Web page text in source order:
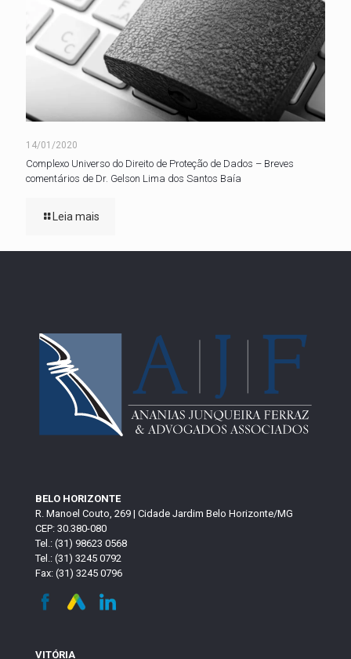
14/01/2020
Complexo Universo do Direito de Proteção de Dados – Breves
comentários de Dr. Gelson Lima dos Santos Baía
Leia mais
BELO HORIZONTE
R. Manoel Couto, 269 | Cidade Jardim Belo Horizonte/MG
CEP: 30.380-080
Tel.: (31) 98623 0568
Tel.: (31) 3245 0792
Fax: (31) 3245 0796
VITÓRIA